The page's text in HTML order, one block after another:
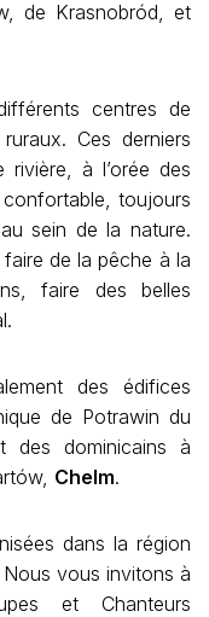
de Krasnobród, et
centres de
Ces derniers
à l’orée des
toujours
sein de la nature.
de la pêche à la
faire des belles
des édifices
de Potrawin du
des dominicains à
Chelm.
dans la région
vous invitons à
et Chanteurs